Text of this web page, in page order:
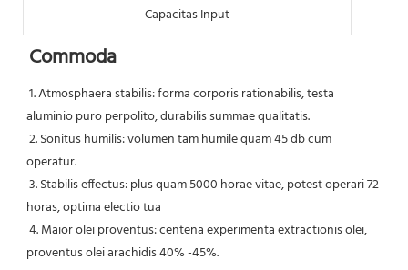
Capacitas Input
Commoda
1. Atmosphaera stabilis: forma corporis rationabilis, testa
aluminio puro perpolito, durabilis summae qualitatis.
operatur.
horas, optima electio tua
proventus olei arachidis 40% -45%.